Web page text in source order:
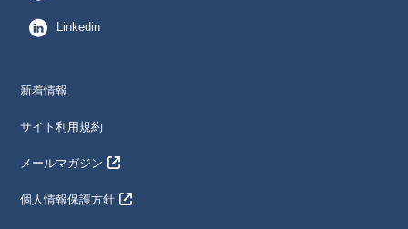
Linkedin
新着情報
サイト利用規約
メールマガジン
個人情報保護方針